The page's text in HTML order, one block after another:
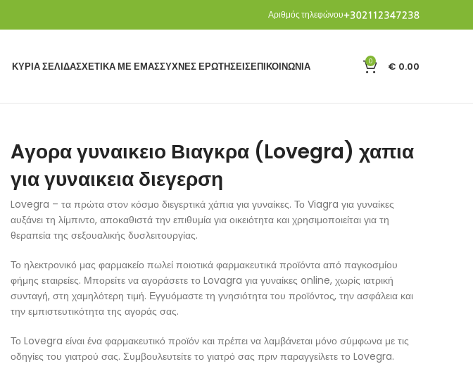
Αριθμός τηλεφώνου
ΚΎΡΙΑ ΣΕΛΊΔΑΣΧΕΤΙΚΆ ΜΕ ΕΜΆΣΣΥΧΝΈΣ ΕΡΩΤΉΣΕΙΣΕΠΙΚΟΙΝΩΝΊΑ 0 € 0.00
Aγορα γυναικειο Βιαγκρα (Lovegra) χαπια
για γυναικεια διεγερση
Lovegra – τα πρώτα στον κόσμο διεγερτικά χάπια για γυναίκες. Το Viagra για γυναίκες
αυξάνει τη λίμπιντο, αποκαθιστά την επιθυμία για οικειότητα και χρησιμοποιείται για τη
θεραπεία της σεξουαλικής δυσλειτουργίας.
Το ηλεκτρονικό μας φαρμακείο πωλεί ποιοτικά φαρμακευτικά προϊόντα από παγκοσμίου
φήμης εταιρείες. Μπορείτε να αγοράσετε το Lovagra για γυναίκες online, χωρίς ιατρική
συνταγή, στη χαμηλότερη τιμή. Εγγυόμαστε τη γνησιότητα του προϊόντος, την ασφάλεια και
την εμπιστευτικότητα της αγοράς σας.
Το Lovegra είναι ένα φαρμακευτικό προϊόν και πρέπει να λαμβάνεται μόνο σύμφωνα με τις
οδηγίες του γιατρού σας. Συμβουλευτείτε το γιατρό σας πριν παραγγείλετε το Lovegra.